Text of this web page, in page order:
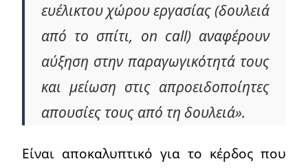
ευέλικτου χώρου εργασίας (δουλειά
από το σπίτι, on call) αναφέρουν
αύξηση στην παραγωγικότητά τους
και μείωση στις απροειδοποίητες
απουσίες τους από τη δουλειά».
Είναι αποκαλυπτικό για το κέρδος που